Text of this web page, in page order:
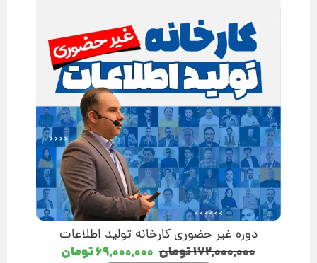
دوره غیر حضوری کارخانه تولید اطلاعات
۱۷۲,۰۰۰,۰۰۰تومان ۶۹,۰۰۰,۰۰۰تومان